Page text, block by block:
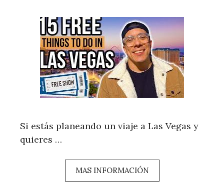
Si estás planeando un viaje a Las Vegas y
quieres …
MAS INFORMACIÓN